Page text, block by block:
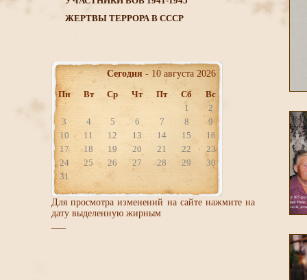
ЖЕРТВЫ ТЕРРОРА В СССР
Сегодня- 10 августа 2026
Пн
Вт Ср Чт Пт Сб
Вс
1
2
3
4 5 6 7 8
9
10
11 12 13 14 15
16
17
18 19 20 21 22
23
24
25 26 27 28 29
30
31
Для просмотра изменений на сайте нажмите на
дату выделенную жирным